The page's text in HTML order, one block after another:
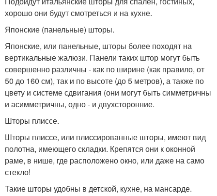
хорошо они будут смотреться и на кухне.
Японские (панельные) шторы.
Японские, или панельные, шторы более походят на
вертикальные жалюзи. Панели таких штор могут быть
совершенно различны - как по ширине (как правило, от
50 до 160 см), так и по высоте (до 5 метров), а также по
цвету и системе сдвигания (они могут быть симметричны
и асимметричны, одно - и двухсторонние.
Шторы плиссе.
Шторы плиссе, или плиссированные шторы, имеют вид
полотна, имеющего складки. Крепятся они к оконной
раме, в нише, где расположено окно, или даже на само
стекло!
Такие шторы удобны в детской, кухне, на мансарде.